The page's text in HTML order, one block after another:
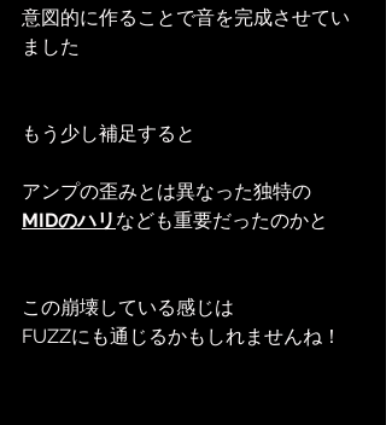
意図的に作ることで音を完成させてい
ました
もう少し補足すると
アンプの歪みとは異なった独特の
MIDのハリ なども重要だったのかと
この崩壊している感じは
FUZZにも通じるかもしれませんね！